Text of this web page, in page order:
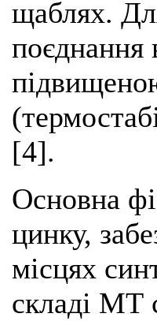
щаблях.
поєднання
[4].
Основна
цинку,
місцях
складі МТ